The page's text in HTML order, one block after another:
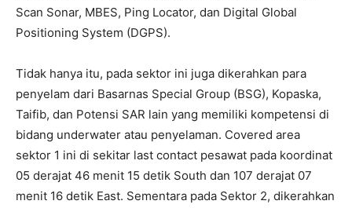
Scan Sonar, MBES, Ping Locator, dan Digital Global
Positioning System (DGPS).
Tidak hanya itu, pada sektor ini juga dikerahkan para
penyelam dari Basarnas Special Group (BSG), Kopaska,
Taifib, dan Potensi SAR lain yang memiliki kompetensi di
bidang underwater atau penyelaman. Covered area
sektor 1 ini di sekitar last contact pesawat pada koordinat
05 derajat 46 menit 15 detik South dan 107 derajat 07
menit 16 detik East. Sementara pada Sektor 2, dikerahkan